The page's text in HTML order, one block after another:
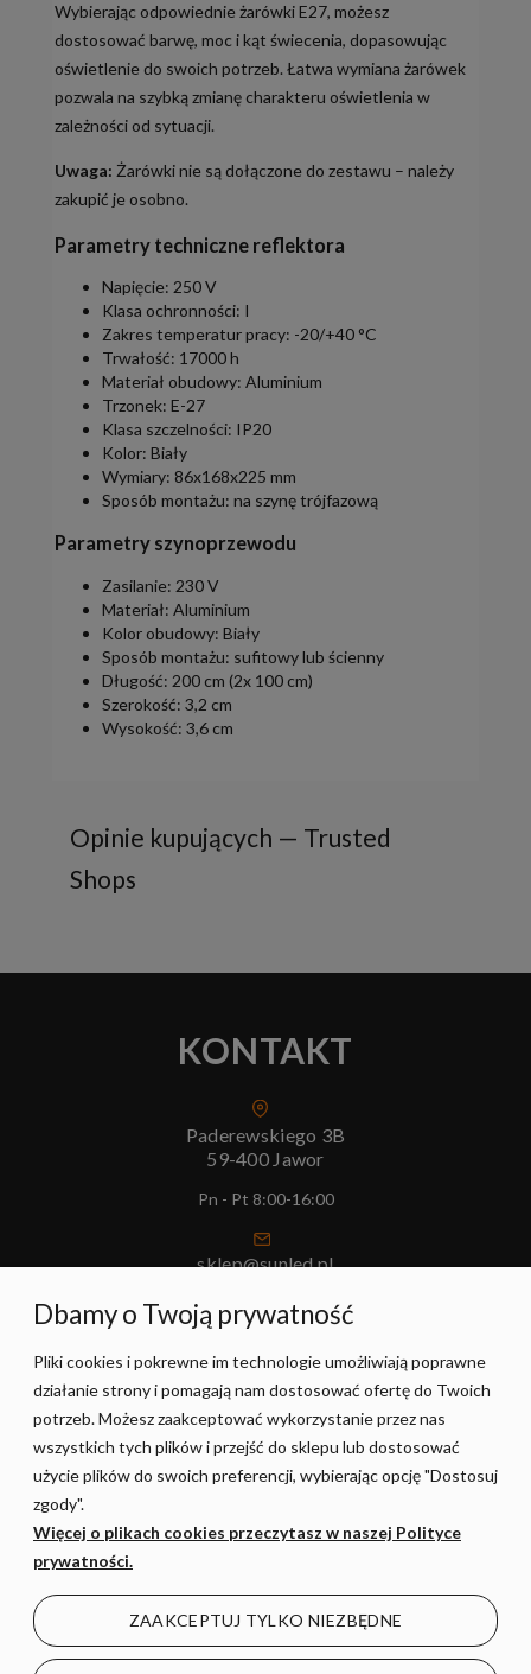
Wybierając odpowiednie żarówki E27, możesz
dostosować barwę, moc i kąt świecenia, dopasowując
oświetlenie do swoich potrzeb. Łatwa wymiana żarówek
pozwala na szybką zmianę charakteru oświetlenia w
zależności od sytuacji.
Uwaga: Żarówki nie są dołączone do zestawu – należy
zakupić je osobno.
Parametry techniczne reflektora
Napięcie: 250 V
Klasa ochronności: I
Zakres temperatur pracy: -20/+40 °C
Trwałość: 17000 h
Materiał obudowy: Aluminium
Trzonek: E-27
Klasa szczelności: IP20
Kolor: Biały
Wymiary: 86x168x225 mm
Sposób montażu: na szynę trójfazową
Parametry szynoprzewodu
Zasilanie: 230 V
Materiał: Aluminium
Kolor obudowy: Biały
Sposób montażu: sufitowy lub ścienny
Długość: 200 cm (2x 100 cm)
Szerokość: 3,2 cm
Wysokość: 3,6 cm
Opinie kupujących — Trusted
Shops
KONTAKT
Paderewskiego 3B
59-400 Jawor
Pn - Pt 8:00-16:00
sklep@sunled.pl
+48 690 128 561
POMOC
MOJE KONTO
O NAS
Dbamy o Twoją prywatność
Pliki cookies i pokrewne im technologie umożliwiają poprawne
działanie strony i pomagają nam dostosować ofertę do Twoich
potrzeb. Możesz zaakceptować wykorzystanie przez nas
wszystkich tych plików i przejść do sklepu lub dostosować
użycie plików do swoich preferencji, wybierając opcję "Dostosuj
zgody".
Więcej o plikach cookies przeczytasz w naszej Polityce
prywatności.
ZAAKCEPTUJ TYLKO NIEZBĘDNE